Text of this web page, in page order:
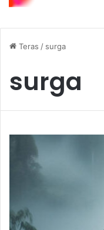
Teras / surga
surga